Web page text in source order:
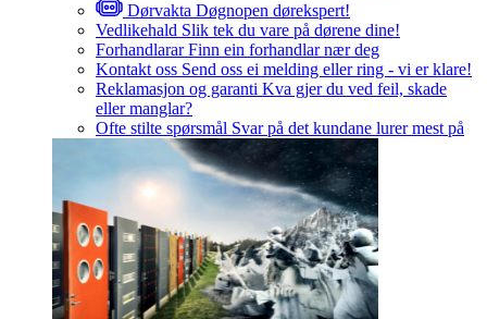
Dørvakta Døgnopen dørekspert!
Vedlikehald Slik tek du vare på dørene dine!
Forhandlarar Finn ein forhandlar nær deg
Kontakt oss Send oss ei melding eller ring - vi er klare!
Reklamasjon og garanti Kva gjer du ved feil, skade
eller manglar?
Ofte stilte spørsmål Svar på det kundane lurer mest på